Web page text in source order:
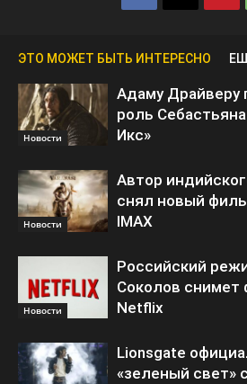
ЭТО МОЖЕТ БЫТЬ ИНТЕРЕСНО
Новости
Адаму Драйверу
роль
Икс»
Новости
Автор
снял новый
IMAX
Новости
Российский
Соколов снимет
Netflix
Lionsgate
«зеленый свет»